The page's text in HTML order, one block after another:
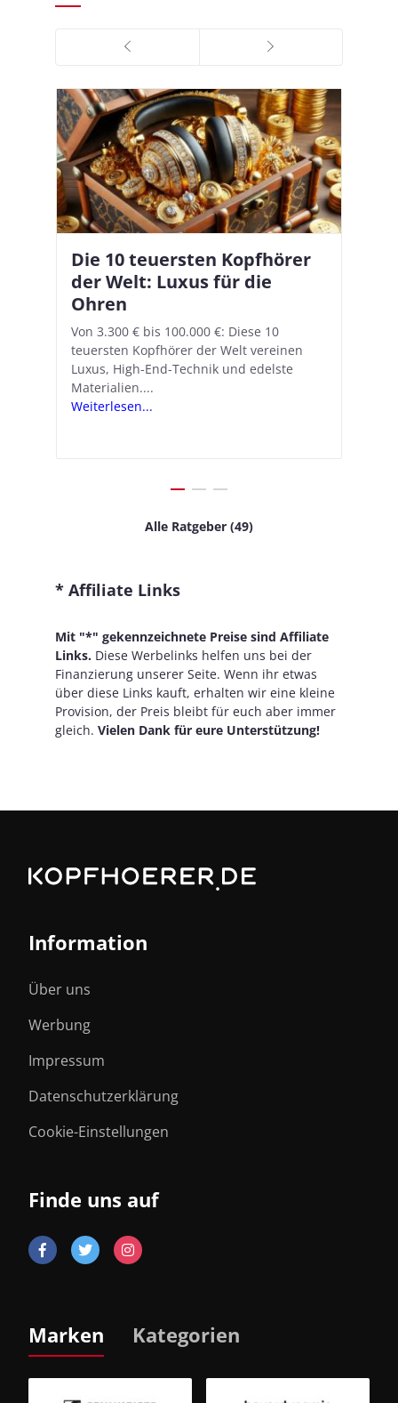
Die 10 teuersten Kopfhörer
der Welt: Luxus für die
Ohren
Von 3.300 € bis 100.000 €: Diese 10
teuersten Kopfhörer der Welt vereinen
Luxus, High-End-Technik und edelste
Materialien....
Weiterlesen...
Apple AirPods Pro 2 und iOS
18.1: So richtet ihr das neue
Hörgeräte-Feature ein
Mit iOS 18.1 und den AirPods Pro 2
verwandelt Apple seine In-Ear-Kopfhörer
in kostengünstige Hörhilfen. In wenigen
Schritten...
Weiterlesen...
Alle Ratgeber (49)
* Affiliate Links
Mit "*" gekennzeichnete Preise sind Affiliate
Links. Diese Werbelinks helfen uns bei der
Finanzierung unserer Seite. Wenn ihr etwas
über diese Links kauft, erhalten wir eine kleine
Provision, der Preis bleibt für euch aber immer
gleich. Vielen Dank für eure Unterstützung!
Information
Über uns
Werbung
Impressum
Datenschutzerklärung
Cookie-Einstellungen
Finde uns auf
Marken Kategorien